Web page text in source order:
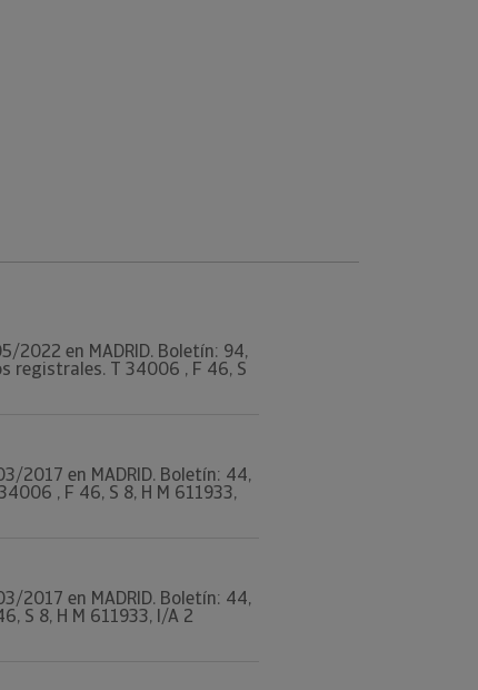
2022 en MADRID. Boletín: 94,
registrales. T 34006 , F 46, S
2017 en MADRID. Boletín: 44,
, F 46, S 8, H M 611933,
2017 en MADRID. Boletín: 44,
S 8, H M 611933, I/A 2